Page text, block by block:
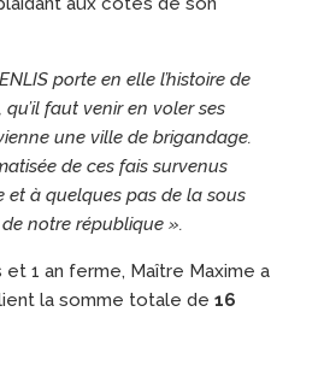
porte en elle l’histoire de
faut venir en voler ses
une ville de brigandage.
de ces fais survenus
et à quelques pas de la sous
notre république ».
et 1 an ferme, Maître Maxime a
la somme totale de 16